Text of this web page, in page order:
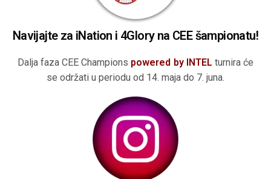
Navijajte za iNation i 4Glory na CEE šampionatu!
Dalja faza CEE Champions powered by INTEL turnira će
se održati u periodu od 14. maja do 7. juna.